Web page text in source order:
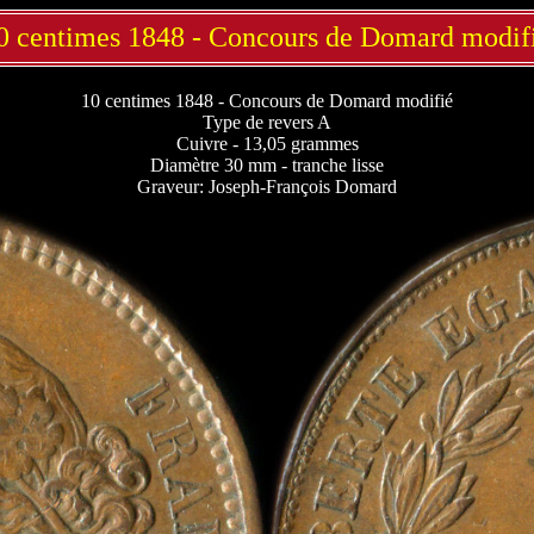
centimes 1848 - Concours de Domard
10 centimes 1848 - Concours de Domard modifié
Type de revers A
Cuivre - 13,05 grammes
Diamètre 30 mm - tranche lisse
Graveur: Joseph-François Domard